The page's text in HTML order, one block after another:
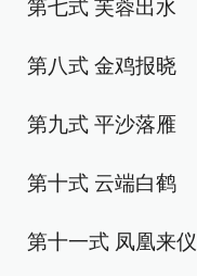
第七式 芙蓉出水
第八式 金鸡报晓
第九式 平沙落雁
第十式 云端白鹤
第十一式 凤凰来仪